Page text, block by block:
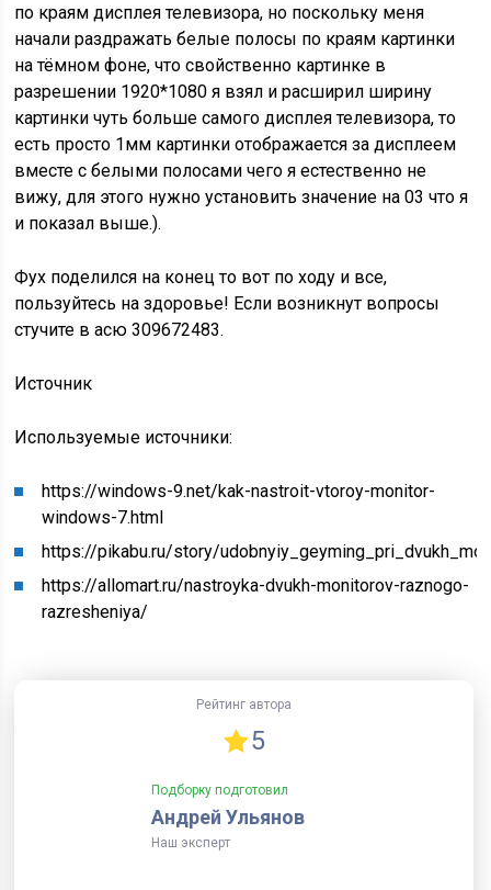
по краям дисплея телевизора, но поскольку меня
начали раздражать белые полосы по краям картинки
на тёмном фоне, что свойственно картинке в
разрешении 1920*1080 я взял и расширил ширину
картинки чуть больше самого дисплея телевизора, то
есть просто 1мм картинки отображается за дисплеем
вместе с белыми полосами чего я естественно не
вижу, для этого нужно установить значение на 03 что я
и показал выше.).
Фух поделился на конец то вот по ходу и все,
пользуйтесь на здоровье! Если возникнут вопросы
стучите в асю 309672483.
Источник
Используемые источники:
https://windows-9.net/kak-nastroit-vtoroy-monitor-
windows-7.html
https://pikabu.ru/story/
https://allomart.ru/nastroyka-dvukh-monitorov-raznogo-
razresheniya/
Рейтинг автора
5
Подборку подготовил
Андрей Ульянов
Наш эксперт